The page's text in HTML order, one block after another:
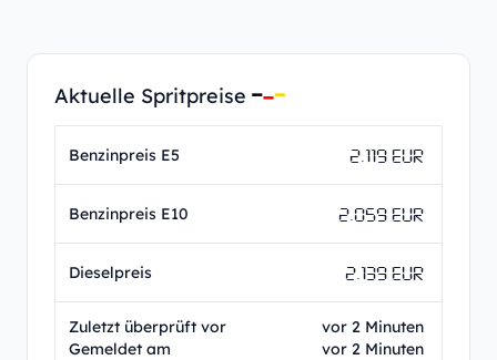
Aktuelle Spritpreise
Benzinpreis E5 2.119 EUR
Benzinpreis E10 2.059 EUR
Dieselpreis 2.139 EUR
Zuletzt überprüft vor
Gemeldet am
vor 2 Minuten
vor 2 Minuten